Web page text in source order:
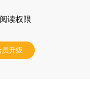
读权限
员升级